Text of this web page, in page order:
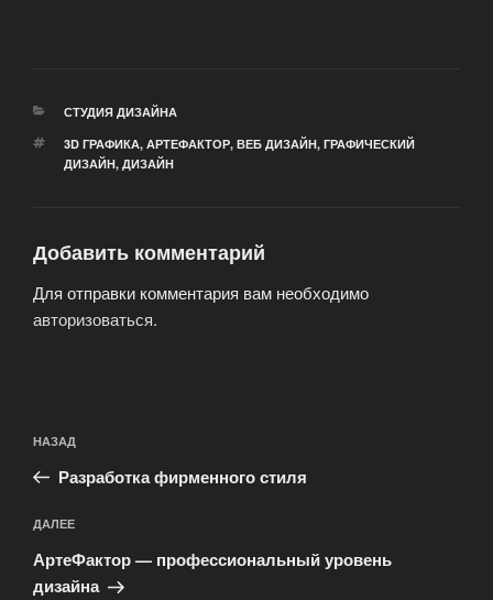
РУБРИКИ
СТУДИЯ ДИЗАЙНА
МЕТКИ
3D ГРАФИКА, АРТЕФАКТОР, ВЕБ ДИЗАЙН, ГРАФИЧЕСКИЙ
ДИЗАЙН, ДИЗАЙН
Добавить комментарий
Для отправки комментария вам необходимо
авторизоваться.
по
записям
Предыдущая
запись:
НАЗАД
Разработка фирменного стиля
Следующая
запись
ДАЛЕЕ
АртеФактор — профессиональный уровень
дизайна